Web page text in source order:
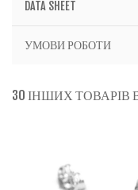
DATA SHEET
УМОВИ РОБОТИ
30 ІНШИХ ТОВАРІВ